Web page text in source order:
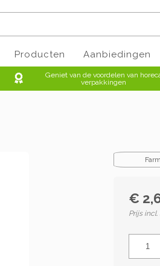
Producten Aanbiedingen
Geniet van de voordelen van
verpakkingen
€
Prijs incl.